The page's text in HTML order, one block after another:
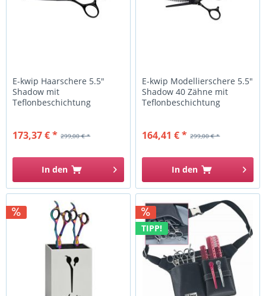
E-kwip Haarschere 5.5"
Shadow mit
Teflonbeschichtung
299,00 € *
173,37 € *
In den
E-kwip Modellierschere 5.5"
Shadow 40 Zähne mit
Teflonbeschichtung
299,00 € *
164,41 € *
In den
TIPP!